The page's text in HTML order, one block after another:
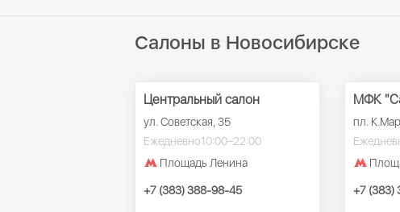
Салоны в Новосибирске
Центральный салон
ул. Советская, 35
Ежедневно10:00–22:00
Площадь Ленина
+7 (383) 388-98-45
МФК
пл.
+7 (383)